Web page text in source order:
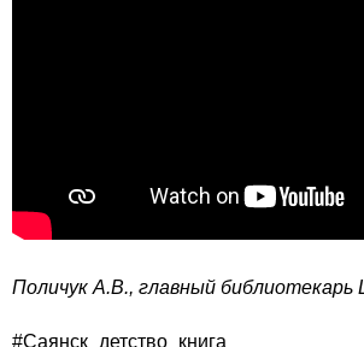
Поличук А.В., главный библиотекарь